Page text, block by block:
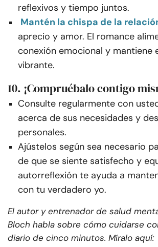
reflexivos y tiempo juntos.
Mantén la chispa de la
aprecio y amor. El romance
conexión emocional y mantiene
vibrante.
10. ¡Compruébalo contigo
Consulte regularmente con
acerca de sus necesidades y
personales.
Ajústelos según sea necesario
de que se siente satisfecho y
autorreflexión te ayuda a
con tu verdadero yo.
El autor y entrenador de salud
Bloch habla sobre cómo cuidarse
diario de cinco minutos. Míralo aquí: